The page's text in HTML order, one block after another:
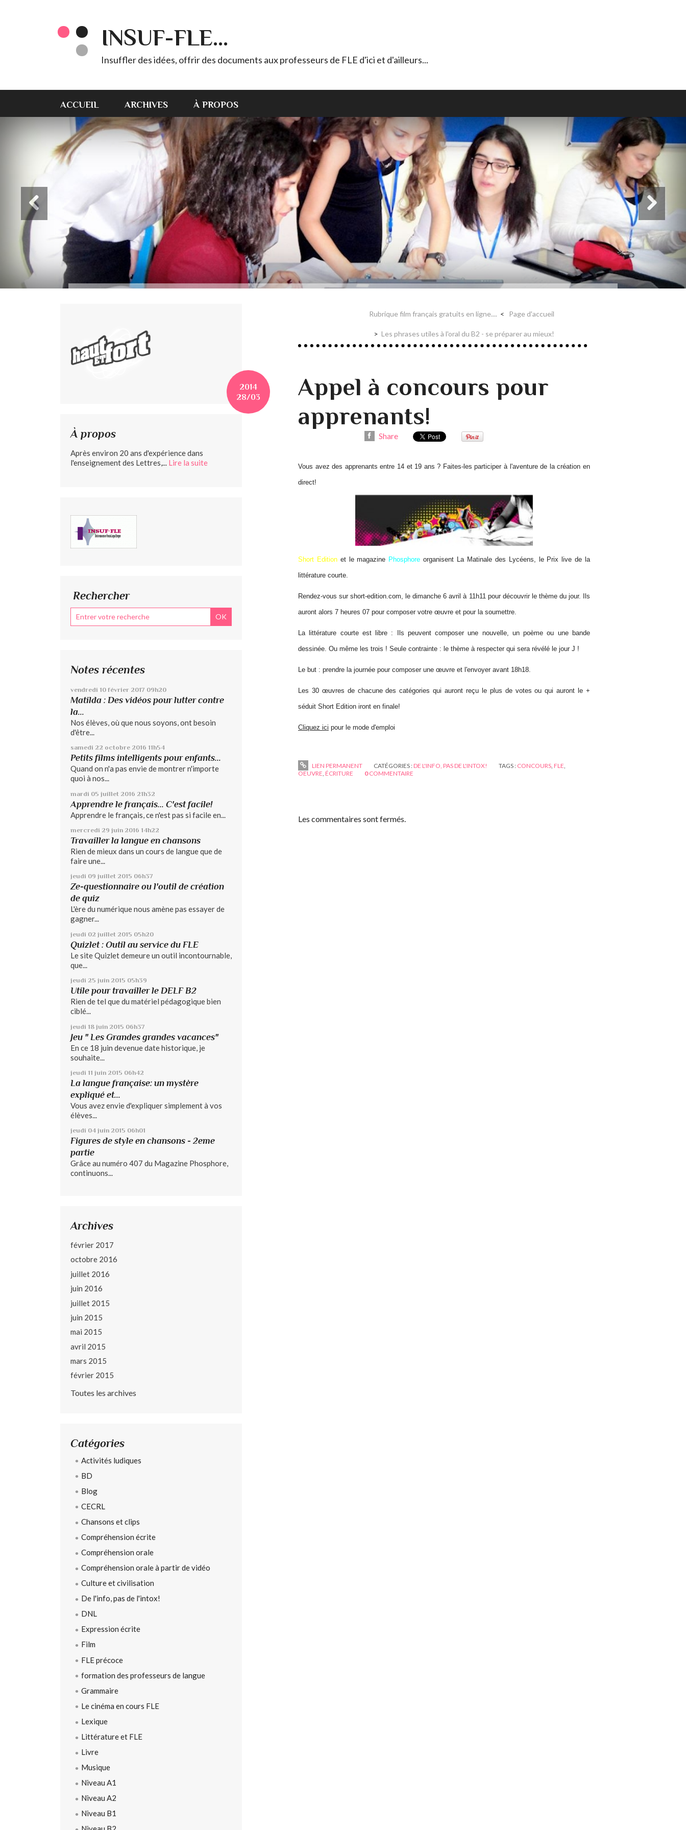
INSUF-FLE...
Insuffler des idées, offrir des documents aux professeurs de FLE d'ici et d'ailleurs...
ACCUEIL ARCHIVES À PROPOS
À propos
Après environ 20 ans d'expérience dans
l'enseignement des Lettres,... Lire la suite
Rechercher
Notes récentes
vendredi 10 février 2017 09h20
Matilda : Des vidéos pour lutter contre
la...
Nos élèves, où que nous soyons, ont besoin
d'être...
samedi 22 octobre 2016 11h54
Petits films intelligents pour enfants...
Quand on n'a pas envie de montrer n'importe
quoi à nos...
mardi 05 juillet 2016 21h32
Apprendre le français... C'est facile!
Apprendre le français, ce n'est pas si facile en...
mercredi 29 juin 2016 14h22
Travailler la langue en chansons
Rien de mieux dans un cours de langue que de
faire une...
jeudi 09 juillet 2015 06h37
Ze-questionnaire ou l'outil de création
de quiz
L'ère du numérique nous amène pas essayer de
gagner...
jeudi 02 juillet 2015 05h20
Quizlet : Outil au service du FLE
Le site Quizlet demeure un outil incontournable,
que...
jeudi 25 juin 2015 05h39
Utile pour travailler le DELF B2
Rien de tel que du matériel pédagogique bien
ciblé...
jeudi 18 juin 2015 06h37
Jeu " Les Grandes grandes vacances"
En ce 18 juin devenue date historique, je
souhaite...
jeudi 11 juin 2015 06h42
La langue française: un mystère
expliqué et...
Vous avez envie d'expliquer simplement à vos
élèves...
jeudi 04 juin 2015 06h01
Figures de style en chansons - 2eme
partie
Grâce au numéro 407 du Magazine Phosphore,
continuons...
Archives
février 2017
octobre 2016
juillet 2016
juin 2016
juillet 2015
juin 2015
mai 2015
avril 2015
mars 2015
février 2015
Toutes les archives
Catégories
Activités ludiques
BD
Blog
CECRL
Chansons et clips
Compréhension écrite
Compréhension orale
Compréhension orale à partir de vidéo
Culture et civilisation
De l'info, pas de l'intox!
DNL
Expression écrite
Film
FLE précoce
formation des professeurs de langue
Grammaire
Le cinéma en cours FLE
Lexique
Littérature et FLE
Livre
Musique
Niveau A1
Niveau A2
Niveau B1
Rubrique film français gratuits en ligne.... Page d'accueil
Les phrases utiles à l'oral du B2 - se préparer au mieux!
2014
28/03
Appel à concours pour
apprenants!
Share
Vous avez des apprenants entre 14 et 19 ans ? Faites-les participer à l'aventure de la création en
direct!
Short Editionet le magazine Phosphore organisent La Matinale des Lycéens, le Prix live de la
littérature courte.
Rendez-vous sur short-edition.com, le dimanche 6 avril à 11h11 pour découvrir le thème du jour. Ils
auront alors 7 heures 07 pour composer votre œuvre et pour la soumettre.
La littérature courte est libre : Ils peuvent composer une nouvelle, un poème ou une bande
dessinée. Ou même les trois ! Seule contrainte : le thème à respecter qui sera révélé le jour J !
Le but : prendre la journée pour composer une œuvre et l'envoyer avant 18h18.
Les 30 œuvres de chacune des catégories qui auront reçu le plus de votes ou qui auront le +
séduit Short Edition iront en finale!
Cliquez ici pour le mode d'emploi
LIEN PERMANENT CATÉGORIES : DE L'INFO, PAS DE L'INTOX! TAGS : CONCOURS, FLE,
OEUVRE ÉCRITURE 0 COMMENTAIRE
Les commentaires sont fermés.